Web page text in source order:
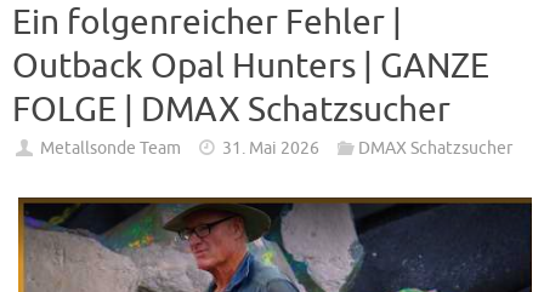
Ein folgenreicher Fehler |
Outback Opal Hunters | GANZE
FOLGE | DMAX Schatzsucher
Metallsonde Team 31. Mai 2026 DMAX Schatzsucher